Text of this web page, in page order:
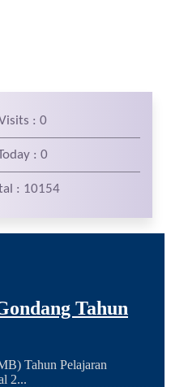
: 0
: 0
: 10154
Tahun
Tahun Pelajaran
2...